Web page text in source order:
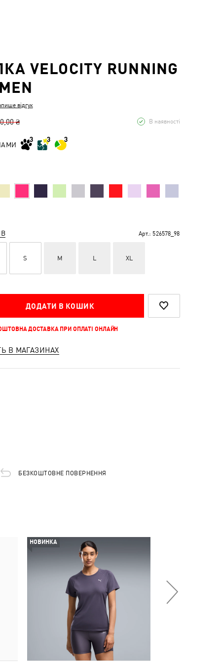
VELOCITY RUNNING
відгук
₴ В наявності
Арт.: 526578_98
S M L XL
ДОДАТИ В КОШИК
ДОСТАВКА ПРИ ОПЛАТІ ОНЛАЙН
В МАГАЗИНАХ
БЕЗКОШТОВНЕ ПОВЕРНЕННЯ
НОВИНКА